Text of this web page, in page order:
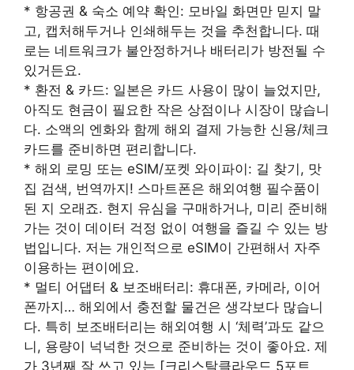
* 항공권 & 숙소 예약 확인: 모바일 화면만 믿지 말
고, 캡처해두거나 인쇄해두는 것을 추천합니다. 때
로는 네트워크가 불안정하거나 배터리가 방전될 수
있거든요.
* 환전 & 카드: 일본은 카드 사용이 많이 늘었지만,
아직도 현금이 필요한 작은 상점이나 시장이 많습니
다. 소액의 엔화와 함께 해외 결제 가능한 신용/체크
카드를 준비하면 편리합니다.
* 해외 로밍 또는 eSIM/포켓 와이파이: 길 찾기, 맛
집 검색, 번역까지! 스마트폰은 해외여행 필수품이
된 지 오래죠. 현지 유심을 구매하거나, 미리 준비해
가는 것이 데이터 걱정 없이 여행을 즐길 수 있는 방
법입니다. 저는 개인적으로 eSIM이 간편해서 자주
이용하는 편이에요.
* 멀티 어댑터 & 보조배터리: 휴대폰, 카메라, 이어
폰까지… 해외에서 충전할 물건은 생각보다 많습니
다. 특히 보조배터리는 해외여행 시 ‘체력’과도 같으
니, 용량이 넉넉한 것으로 준비하는 것이 좋아요. 제
가 3년째 잘 쓰고 있는 [크리스탈클라우드 5포트